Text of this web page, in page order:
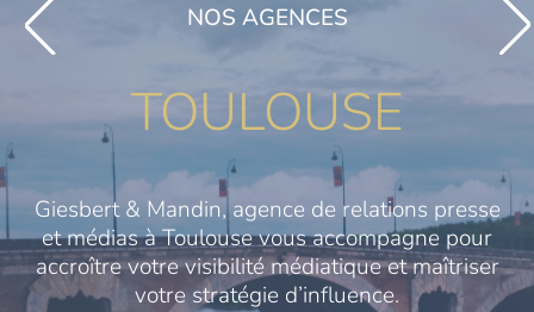
NOS AGENCES
TOULOUSE
Giesbert & Mandin, agence de relations presse
et médias à Toulouse vous accompagne pour
accroître votre visibilité médiatique et maîtriser
votre stratégie d’influence.